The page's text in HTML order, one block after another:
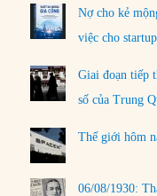
Nợ cho kẻ
việc cho
Giai đoạn tiếp
số của Trung
Thế giới hôm
06/08/1930: